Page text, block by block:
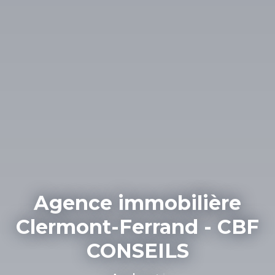
Agence immobilière
Clermont-Ferrand - CBF
CONSEILS